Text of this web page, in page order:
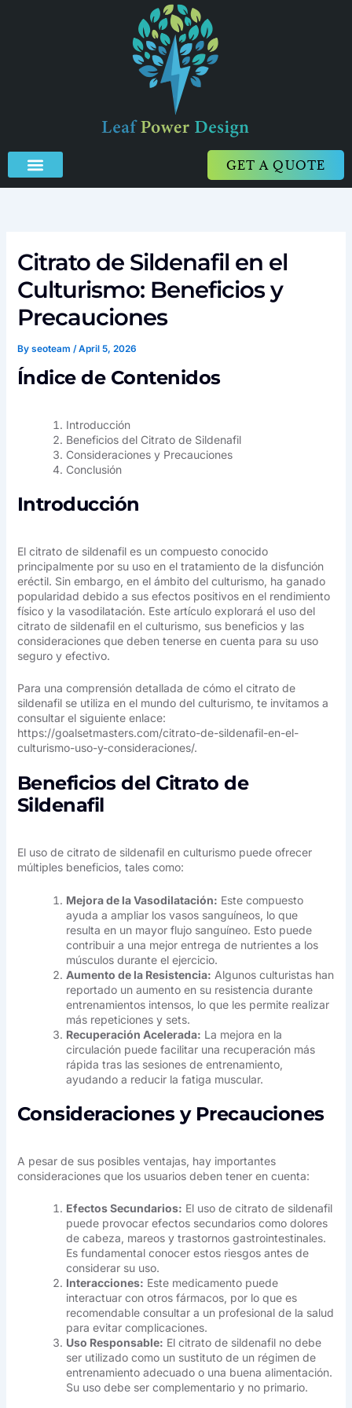
GET A QUOTE
Citrato de Sildenafil en el
Culturismo: Beneficios y
Precauciones
By seoteam /April 5, 2026
Índice de Contenidos
Introducción
Beneficios del Citrato de Sildenafil
Consideraciones y Precauciones
Conclusión
Introducción
El citrato de sildenafil es un compuesto conocido
principalmente por su uso en el tratamiento de la disfunción
eréctil. Sin embargo, en el ámbito del culturismo, ha ganado
popularidad debido a sus efectos positivos en el rendimiento
físico y la vasodilatación. Este artículo explorará el uso del
citrato de sildenafil en el culturismo, sus beneficios y las
consideraciones que deben tenerse en cuenta para su uso
seguro y efectivo.
Para una comprensión detallada de cómo el citrato de
sildenafil se utiliza en el mundo del culturismo, te invitamos a
consultar el siguiente enlace:
https://goalsetmasters.com/citrato-de-sildenafil-en-el-
culturismo-uso-y-consideraciones/.
Beneficios del Citrato de
Sildenafil
El uso de citrato de sildenafil en culturismo puede ofrecer
múltiples beneficios, tales como:
Mejora de la Vasodilatación: Este compuesto
ayuda a ampliar los vasos sanguíneos, lo que
resulta en un mayor flujo sanguíneo. Esto puede
contribuir a una mejor entrega de nutrientes a los
músculos durante el ejercicio.
Aumento de la Resistencia: Algunos culturistas han
reportado un aumento en su resistencia durante
entrenamientos intensos, lo que les permite realizar
más repeticiones y sets.
Recuperación Acelerada: La mejora en la
circulación puede facilitar una recuperación más
rápida tras las sesiones de entrenamiento,
ayudando a reducir la fatiga muscular.
Consideraciones y Precauciones
A pesar de sus posibles ventajas, hay importantes
consideraciones que los usuarios deben tener en cuenta:
Efectos Secundarios: El uso de citrato de sildenafil
puede provocar efectos secundarios como dolores
de cabeza, mareos y trastornos gastrointestinales.
Es fundamental conocer estos riesgos antes de
considerar su uso.
Interacciones: Este medicamento puede
interactuar con otros fármacos, por lo que es
recomendable consultar a un profesional de la salud
para evitar complicaciones.
Uso Responsable: El citrato de sildenafil no debe
ser utilizado como un sustituto de un régimen de
entrenamiento adecuado o una buena alimentación.
Su uso debe ser complementario y no primario.